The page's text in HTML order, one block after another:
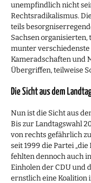
unempfindlich nicht
Rechtsradikalismus.
teils
Sachsen
munter verschiedenste
Kameradschaften und
Übergriffen, teilweise
Die Sicht aus dem
Nun ist die Sicht aus
Bis zur Landtagswahl
von rechts gefährlich
seit 1999 die Partei „die
fehlten dennoch auch
Einholen der CDU und
ernstlich eine Koalition